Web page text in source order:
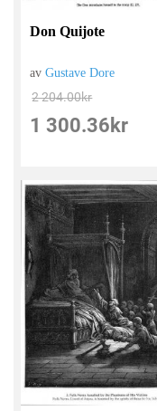
Don Quijote
avGustave Dore
2 204.00kr
1 300.36 kr